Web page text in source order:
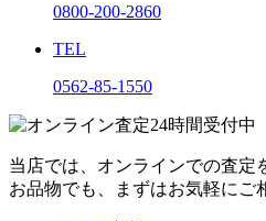
0800-200-2860
TEL
0562-85-1550
当店では、オンラインでの査定
お品物でも、まずはお気軽にご